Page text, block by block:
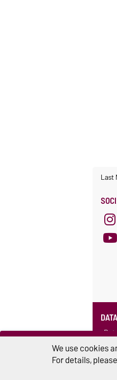
Last
We use cookies
For details,